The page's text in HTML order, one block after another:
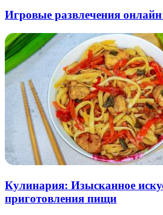
Игровые развлечения
Кулинария: Изысканное
приготовления пищи